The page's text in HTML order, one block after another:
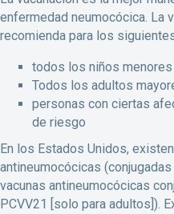
enfermedad neumocócica. La
recomienda para los
todos los niños menores
Todos los adultos
personas con ciertas
de riesgo
En los Estados Unidos,
antineumocócicas
vacunas antineumocócicas
PCVV21 [solo para adultos]).